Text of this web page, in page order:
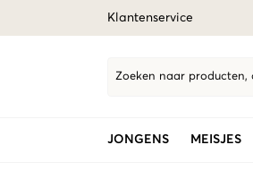
Klantenservice
Zoeken naar producten,
JONGENS MEISJES